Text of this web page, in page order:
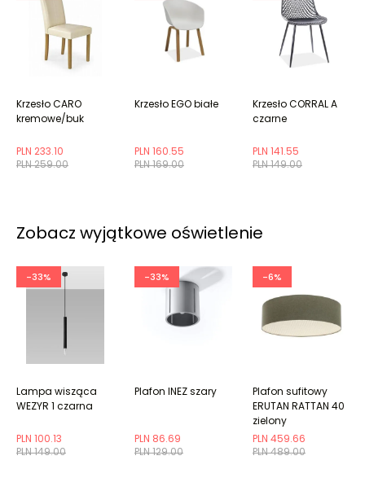
PLN 259.00
PLN 233.10
Krzesło CARO
kremowe/buk
PLN 169.00
PLN 160.55
Krzesło EGO białe
PLN 149.00
PLN 141.55
Krzesło CORRAL A
czarne
Zobacz wyjątkowe oświetlenie
-33%
PLN 149.00
PLN 100.13
Lampa wisząca
WEZYR 1 czarna
-33%
PLN 129.00
PLN 86.69
Plafon INEZ szary
-6%
PLN 489.00
PLN 459.66
Plafon sufitowy
ERUTAN RATTAN 40
zielony